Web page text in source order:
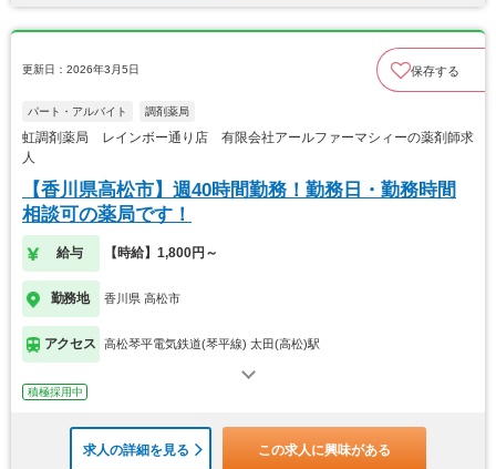
更新日：2026年3月5日 保存する
パート・アルバイト 調剤薬局
虹調剤薬局 レインボー通り店 有限会社アールファーマシィーの薬剤師求
人
【香川県高松市】週40時間勤務！勤務日・勤務時間
相談可の薬局です！
給与 【時給】1,800円～
勤務地 香川県 高松市
アクセス 高松琴平電気鉄道(琴平線) 太田(高松)駅
積極採用中
求人の詳細を見る この求人に興味がある